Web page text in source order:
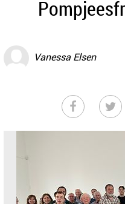
Vanessa Elsen